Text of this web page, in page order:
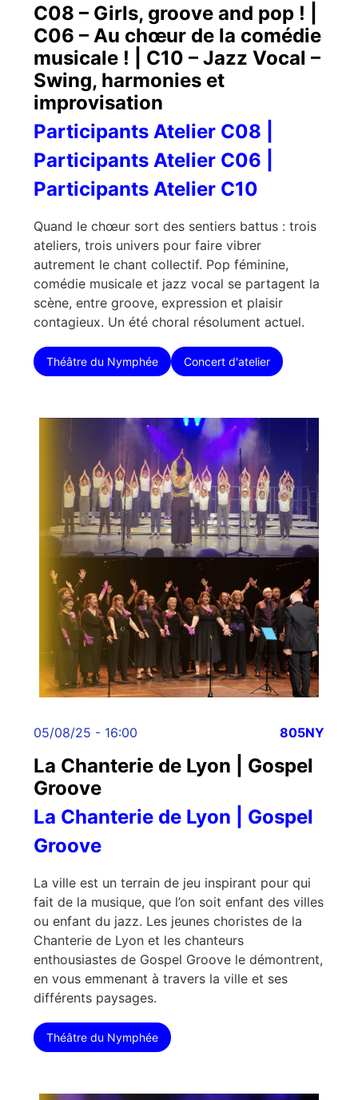
C08 – Girls, groove and pop ! |
C06 – Au chœur de la comédie
musicale ! | C10 – Jazz Vocal –
Swing, harmonies et
improvisation
Participants Atelier C08 |
Participants Atelier C06 |
Participants Atelier C10
Quand le chœur sort des sentiers battus : trois
ateliers, trois univers pour faire vibrer
autrement le chant collectif. Pop féminine,
comédie musicale et jazz vocal se partagent la
scène, entre groove, expression et plaisir
contagieux. Un été choral résolument actuel.
Théâtre du Nymphée Concert d'atelier
05/08/25 - 16:00 805NY
La Chanterie de Lyon | Gospel
Groove
La Chanterie de Lyon | Gospel
Groove
La ville est un terrain de jeu inspirant pour qui
fait de la musique, que l’on soit enfant des villes
ou enfant du jazz. Les jeunes choristes de la
Chanterie de Lyon et les chanteurs
enthousiastes de Gospel Groove le démontrent,
en vous emmenant à travers la ville et ses
différents paysages.
Théâtre du Nymphée